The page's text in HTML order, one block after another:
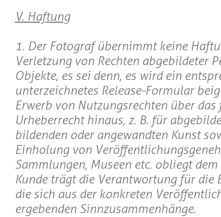
V. Haftung
1. Der Fotograf übernimmt keine
Verletzung von Rechten abgebildeter
Objekte, es sei denn, es wird ein
unterzeichnetes Release-Formular
Erwerb von Nutzungsrechten über
Urheberrecht hinaus, z. B. für
bildenden oder angewandten Kunst
Einholung von
Sammlungen, Museen etc. obliegt dem
Kunde trägt die Verantwortung für die
die sich aus der konkreten
ergebenden Sinnzusammenhänge.